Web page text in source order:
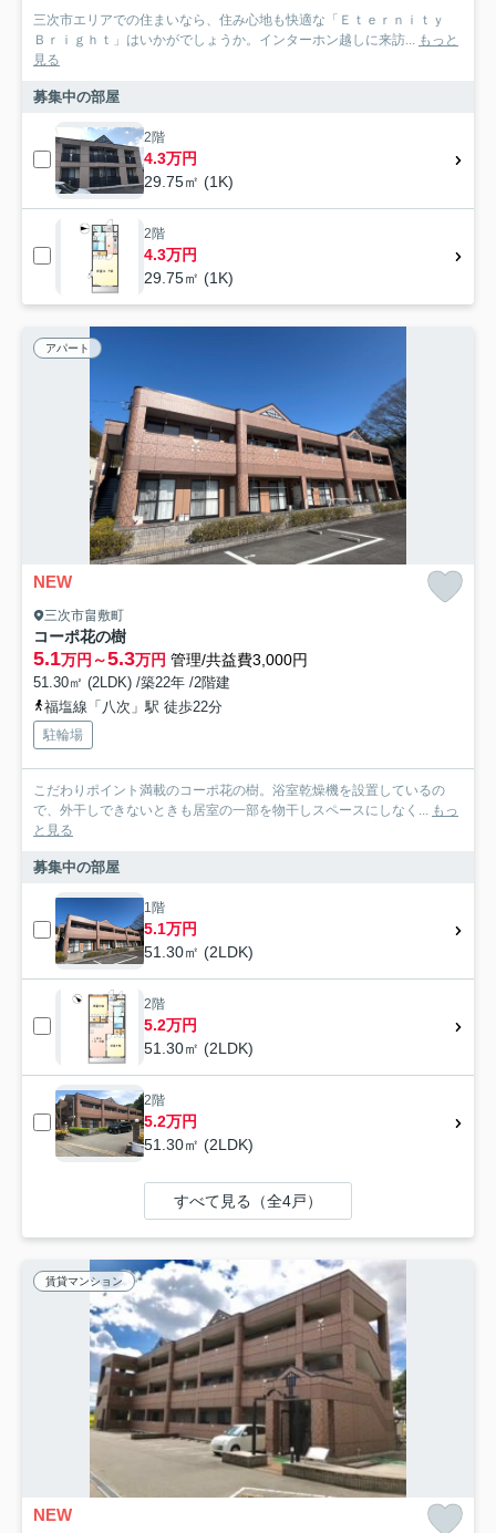
三次市エリアでの住まいなら、住み心地も快適な「Ｅｔｅｒｎｉｔｙ
Ｂｒｉｇｈｔ」はいかがでしょうか。インターホン越しに来訪...
もっと
見る
募集中の部屋
2階
4.3万円
29.75㎡ (1K)
2階
4.3万円
29.75㎡ (1K)
アパート
NEW
三次市畠敷町
コーポ花の樹
5.1万円～5.3万円 管理/共益費3,000円
51.30㎡ (2LDK) /築22年 /2階建
福塩線「八次」駅 徒歩22分
駐輪場
こだわりポイント満載のコーポ花の樹。浴室乾燥機を設置しているの
で、外干しできないときも居室の一部を物干しスペースにしなく...
もっ
と見る
募集中の部屋
1階
5.1万円
51.30㎡ (2LDK)
2階
5.2万円
51.30㎡ (2LDK)
2階
5.2万円
51.30㎡ (2LDK)
すべて見る（全4戸）
賃貸マンション
NEW